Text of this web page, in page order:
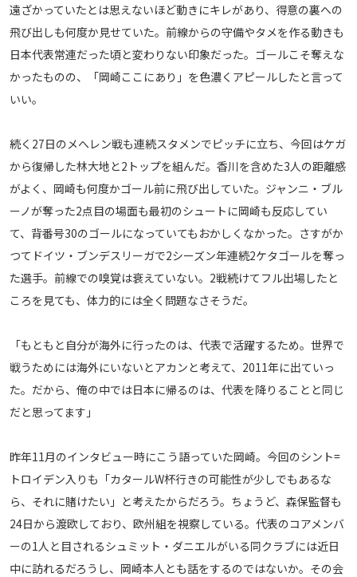
遠ざかっていたとは思えないほど動きにキレがあり、得意の裏への
飛び出しも何度か見せていた。前線からの守備やタメを作る動きも
日本代表常連だった頃と変わりない印象だった。ゴールこそ奪えな
かったものの、「岡崎ここにあり」を色濃くアピールしたと言って
いい。
続く27日のメへレン戦も連続スタメンでピッチに立ち、今回はケガ
から復帰した林大地と2トップを組んだ。香川を含めた3人の距離感
がよく、岡崎も何度かゴール前に飛び出していた。ジャンニ・ブル
ーノが奪った2点目の場面も最初のシュートに岡崎も反応してい
て、背番号30のゴールになっていてもおかしくなかった。さすがか
つてドイツ・ブンデスリーガで2シーズン年連続2ケタゴールを奪っ
た選手。前線での嗅覚は衰えていない。2戦続けてフル出場したと
ころを見ても、体力的には全く問題なさそうだ。
「もともと自分が海外に行ったのは、代表で活躍するため。世界で
戦うためには海外にいないとアカンと考えて、2011年に出ていっ
た。だから、俺の中では日本に帰るのは、代表を降りることと同じ
だと思ってます」
昨年11月のインタビュー時にこう語っていた岡崎。今回のシント=
トロイデン入りも「カタールW杯行きの可能性が少しでもあるな
ら、それに賭けたい」と考えたからだろう。ちょうど、森保監督も
24日から渡欧しており、欧州組を視察している。代表のコアメンバ
ーの1人と目されるシュミット・ダニエルがいる同クラブには近日
中に訪れるだろうし、岡崎本人とも話をするのではないか。その会